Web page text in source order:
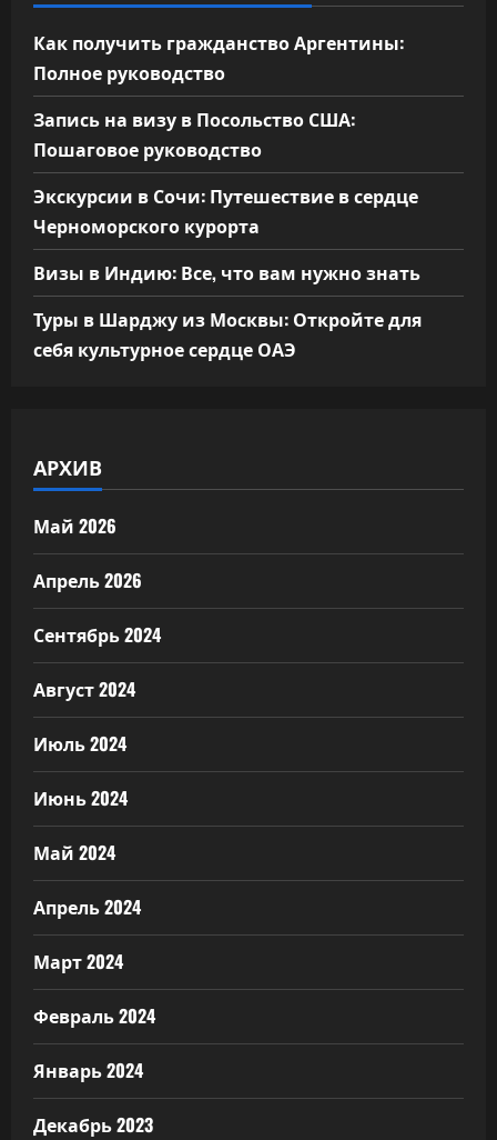
Как получить гражданство Аргентины:
Полное руководство
Запись на визу в Посольство США:
Пошаговое руководство
Экскурсии в Сочи: Путешествие в сердце
Черноморского курорта
Визы в Индию: Все, что вам нужно знать
Туры в Шарджу из Москвы: Откройте для
себя культурное сердце ОАЭ
АРХИВ
Май 2026
Апрель 2026
Сентябрь 2024
Август 2024
Июль 2024
Июнь 2024
Май 2024
Апрель 2024
Март 2024
Февраль 2024
Январь 2024
Декабрь 2023